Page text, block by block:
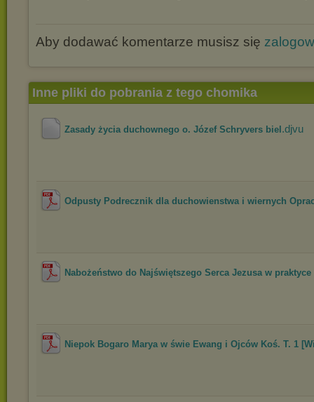
Aby dodawać komentarze musisz się
Inne pliki do pobrania z tego chomika
Zasady życia duchownego o. Józef Schryvers biel .djvu
Odpusty Podrecznik dla duchowienstwa i wiernych
Nabożeństwo do Najświętszego Serca Jezusa w
Niepok Bogaro Marya w świe Ewang i Ojców Koś. T. 1